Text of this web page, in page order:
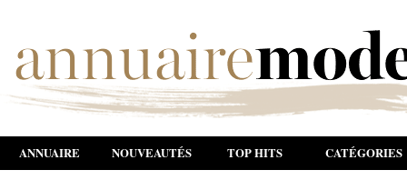
ANNUAIRE NOUVEAUTÉS TOP HITS CATÉGORIES